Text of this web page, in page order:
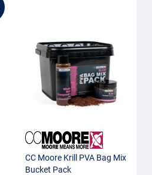
CC Moore Krill PVA Bag Mix
Bucket Pack